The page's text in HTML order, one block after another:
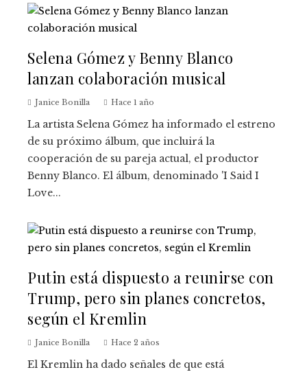
Selena Gómez y Benny Blanco
lanzan colaboración musical
Janice Bonilla Hace 1 año
La artista Selena Gómez ha informado el estreno
de su próximo álbum, que incluirá la
cooperación de su pareja actual, el productor
Benny Blanco. El álbum, denominado 'I Said I
Love...
Putin está dispuesto a reunirse con
Trump, pero sin planes concretos,
según el Kremlin
Janice Bonilla Hace 2 años
El Kremlin ha dado señales de que está